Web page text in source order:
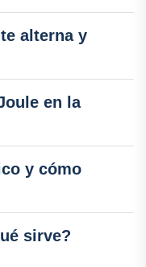
alterna y
en la
y cómo
sirve?